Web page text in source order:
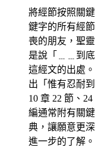
將經節按照關
鍵字的所有經
喪的朋友，聖
是說「﹍﹍到
這經文的出處
出「惟有忍耐
10 章 22 節、
編通常附有關
典，讓願意更
進一步的了解